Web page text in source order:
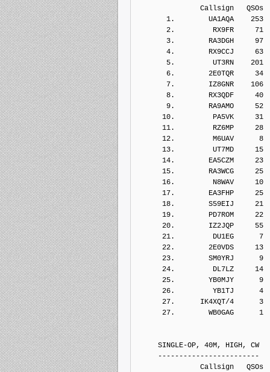
Callsign   QSOs  Points
1.        UA1AQA    253
2.         RX9FR     71
3.        RA3DGH     97
4.        RX9CCJ     63
5.         UT3RN    201
6.        2E0TQR     34
7.        IZ8GNR    106
8.        RX3QDF     40
9.        RA9AMO     52
10.         PA5VK     31
11.         RZ6MP     28
12.         M6UAV      8
13.         UT7MD     15
14.        EA5CZM     23
15.        RA3WCG     25
16.         N8WAV     10
17.        EA3FHP     25
18.        S59EIJ     21
19.        PD7ROM     22
20.        IZ2JQP     55
21.         DU1EG      7
22.        2E0VDS     13
23.        SM0YRJ      9
24.         DL7LZ     14
25.        YB0MJY      9
26.         YB1TJ      4
27.      IK4XQT/4      3
27.        WB0GAG      1
SINGLE-OP, 40M, HIGH, CW
------------------------
Callsign   QSOs  Points